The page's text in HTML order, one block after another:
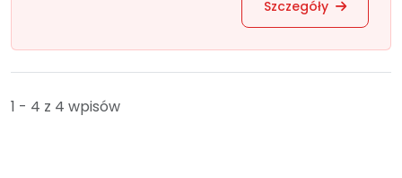
Szczegóły
1 - 4 z 4 wpisów